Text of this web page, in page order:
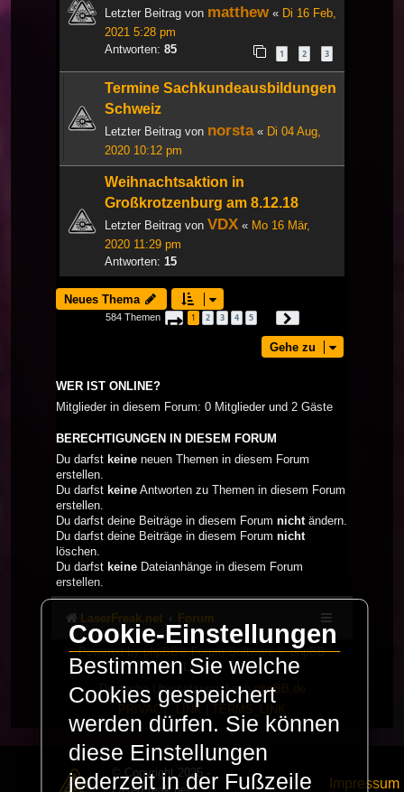
Letzter Beitrag von matthew « Di 16 Feb,
2021 5:28 pm
Antworten: 85 1 2 3
Termine Sachkundeausbildungen
Schweiz
Letzter Beitrag von norsta« Di 04 Aug,
2020 10:12 pm
Weihnachtsaktion in
Großkrotzenburg am 8.12.18
Letzter Beitrag von VDX « Mo 16 Mär,
2020 11:29 pm
Antworten: 15
Neues Thema
584 Themen Seite 1von 20
1 2 3 4 5
Gehe zu
WER IST ONLINE?
Mitglieder in diesem Forum: 0 Mitglieder und 2 Gäste
BERECHTIGUNGEN IN DIESEM FORUM
Du darfst keine neuen Themen in diesem Forum
erstellen.
Du darfst keine Antworten zu Themen in diesem Forum
erstellen.
Du darfst deine Beiträge in diesem Forum nichtändern.
Du darfst deine Beiträge in diesem Forum nicht
löschen.
Du darfst keine Dateianhänge in diesem Forum
erstellen.
LaserFreak.net Forum
Powered byphpBB® Forum Software © phpBB
Limited
Deutsche Übersetzung durchphpBB.de
PRIVACY_LINK
TERMS_LINK
© Copyright 2025 -
Impressum
Cookie-Einstellungen
Bestimmen Sie welche
Cookies gespeichert
werden dürfen. Sie können
diese Einstellungen
jederzeit in der Fußzeile